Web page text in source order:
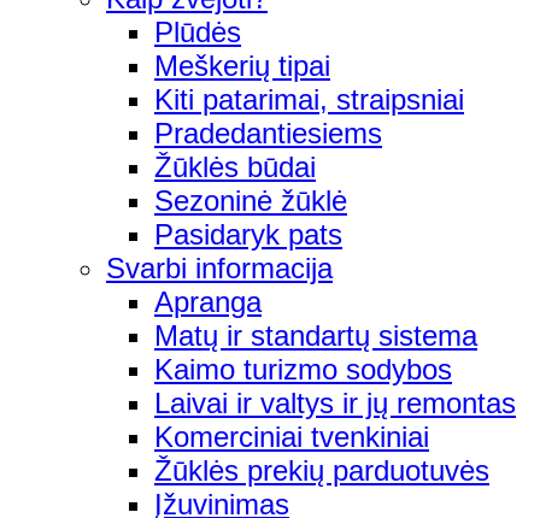
Plūdės
Meškerių tipai
Kiti patarimai, straipsniai
Pradedantiesiems
Žūklės būdai
Sezoninė žūklė
Pasidaryk pats
Svarbi informacija
Apranga
Matų ir standartų sistema
Kaimo turizmo sodybos
Laivai ir valtys ir jų remontas
Komerciniai tvenkiniai
Žūklės prekių parduotuvės
Įžuvinimas